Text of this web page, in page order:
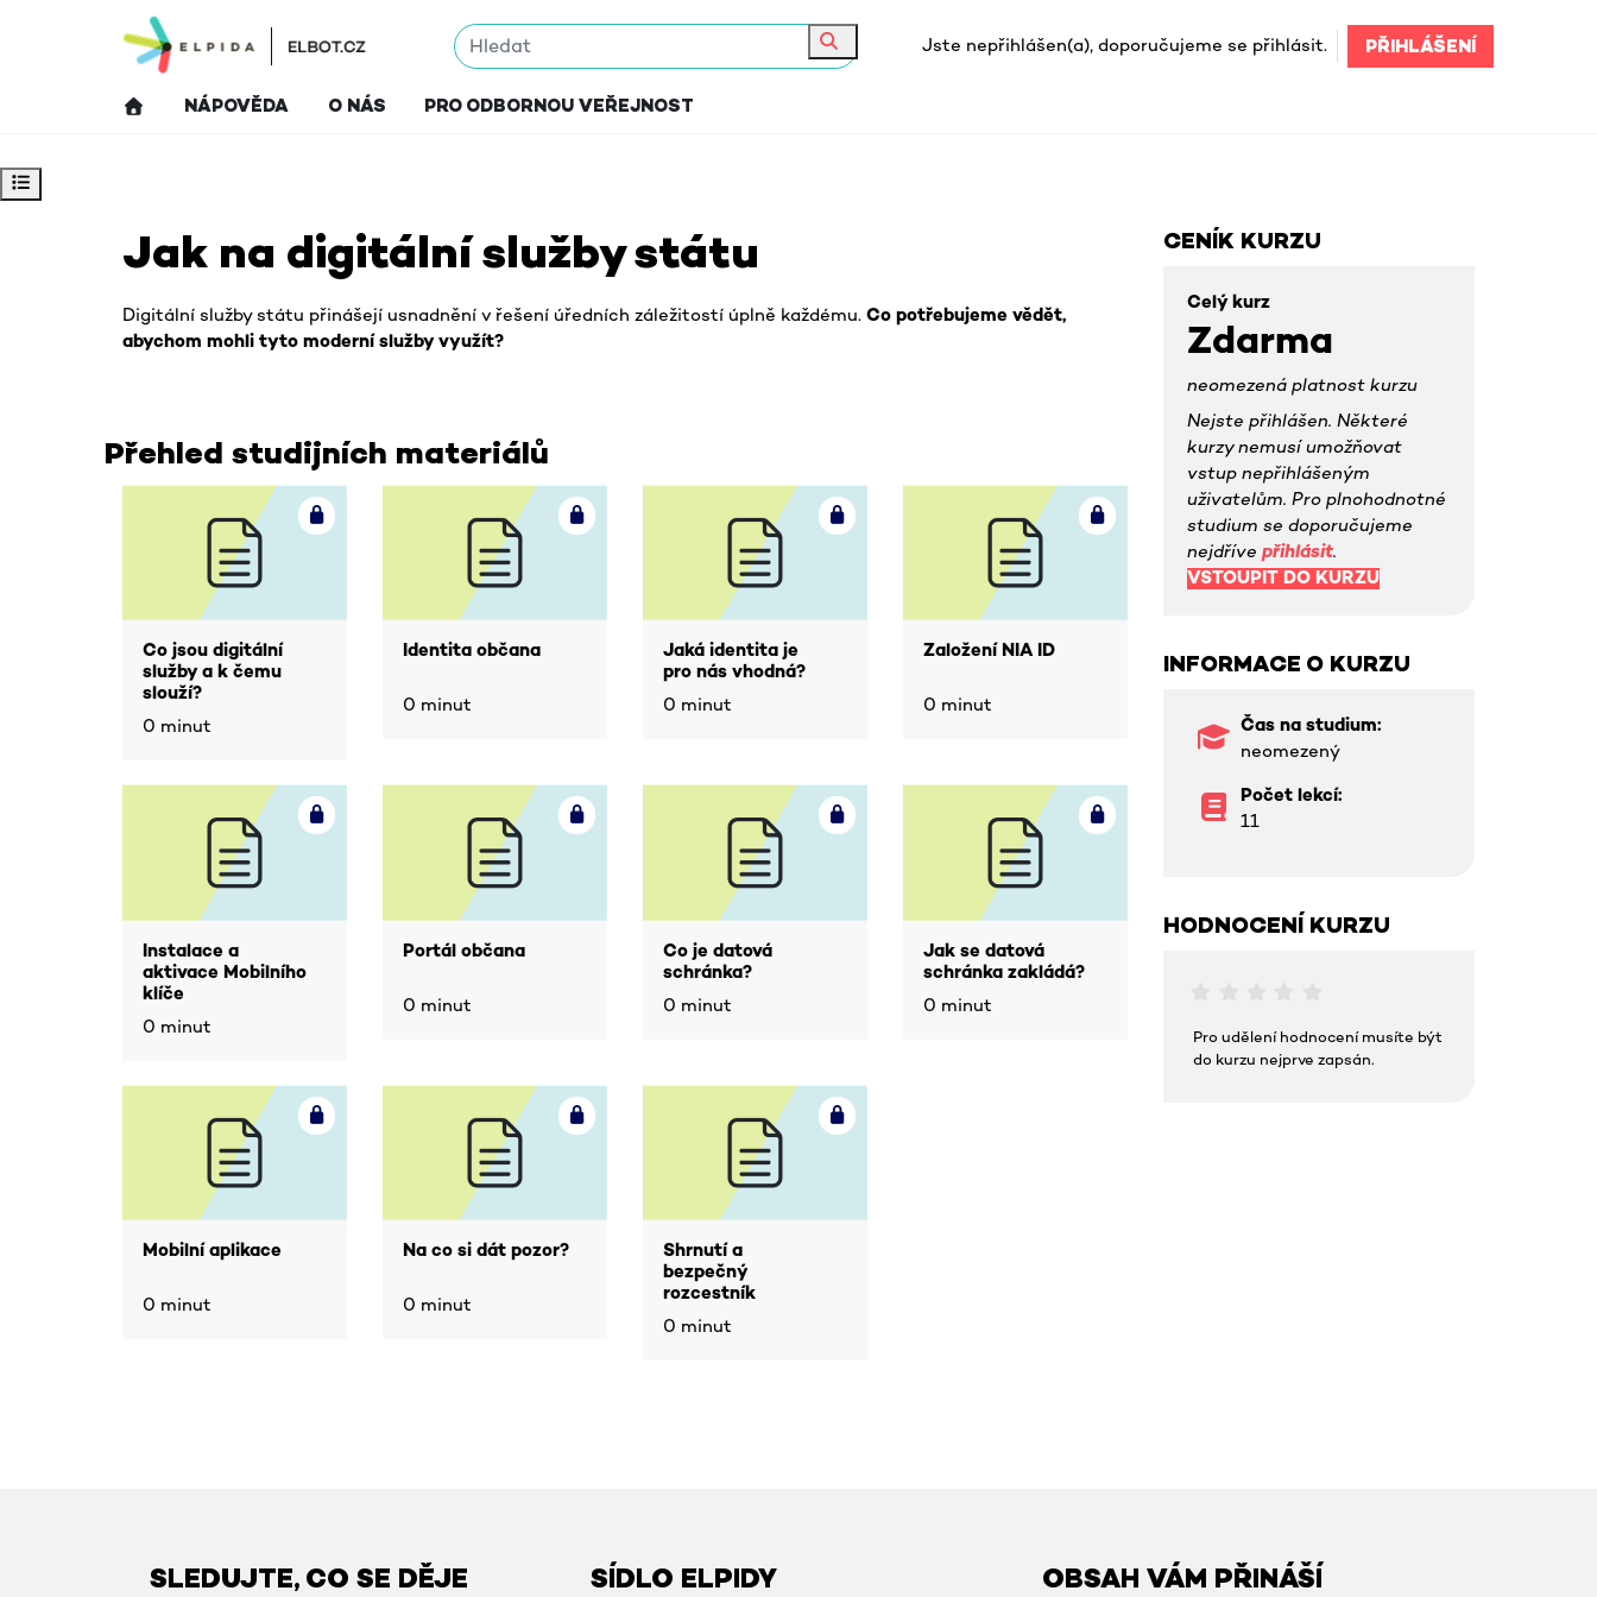
Přejít k hlavnímu obsahu
NÁPOVĚDA O NÁS PRO ODBORNOU VEŘEJNOST
Hledat
Jste nepřihlášen(a), doporučujeme se přihlásit. PŘIHLÁŠENÍ
Otevřít indexu kurzu
Bloky hlavního obsahu
Jak na digitální služby státu
Digitální služby státu přinášejí usnadnění v řešení úředních záležitostí úplně každému. Co potřebujeme vědět,
abychom mohli tyto moderní služby využít?
Přehled studijních materiálů
Co jsou digitální
služby a k čemu
slouží?
0 minut
Identita občana
0 minut
Jaká identita je
pro nás vhodná?
0 minut
Založení NIA ID
0 minut
Instalace a
aktivace Mobilního
klíče
0 minut
Portál občana
0 minut
Co je datová
schránka?
0 minut
Jak se datová
schránka zakládá?
0 minut
Mobilní aplikace
0 minut
Na co si dát pozor?
0 minut
Shrnutí a
bezpečný
rozcestník
0 minut
CENÍK KURZU
Celý kurz
Zdarma
neomezená platnost kurzu
Nejste přihlášen. Některé
kurzy nemusí umožňovat
vstup nepřihlášeným
uživatelům. Pro plnohodnotné
studium se doporučujeme
nejdříve přihlásit.
VSTOUPIT DO KURZU
INFORMACE O KURZU
Čas na studium:
neomezený
Počet lekcí:
11
HODNOCENÍ KURZU
Pro udělení hodnocení musíte být
do kurzu nejprve zapsán.
SLEDUJTE, CO SE DĚJE SÍDLO ELPIDY OBSAH VÁM PŘINÁŠÍ